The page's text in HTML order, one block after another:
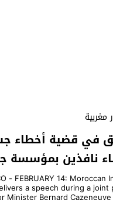
مغربية
في قضية أخطاء
نافذين بمؤسسة